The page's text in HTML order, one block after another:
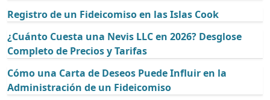
Registro de un Fideicomiso en las Islas Cook
¿Cuánto Cuesta una Nevis LLC en 2026? Desglose
Completo de Precios y Tarifas
Cómo una Carta de Deseos Puede Influir en la
Administración de un Fideicomiso